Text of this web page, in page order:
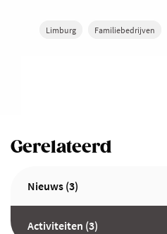
Limburg Familiebedrijven
Gerelateerd
Nieuws (3)
Activiteiten (3)